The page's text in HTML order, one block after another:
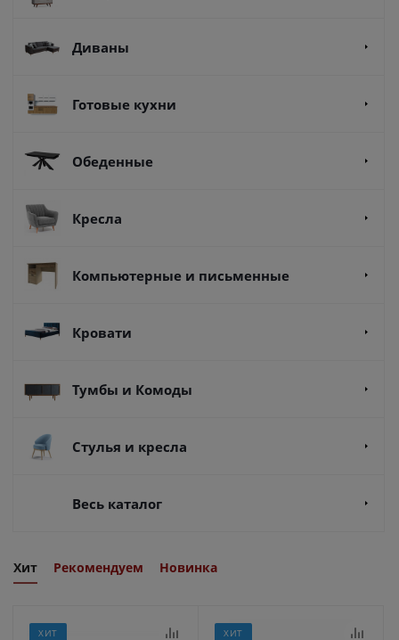
Диваны
Готовые кухни
Обеденные
Кресла
Компьютерные и письменные
Кровати
Тумбы и Комоды
Стулья и кресла
Весь каталог
Хит Рекомендуем Новинка
ХИТ ХИТ